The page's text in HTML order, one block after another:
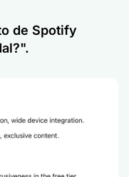
de Spotify